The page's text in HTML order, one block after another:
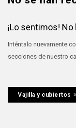
¡Lo sentimos!
Inténtalo nuevamente
secciones de nuestro
Vajilla y cubiertos